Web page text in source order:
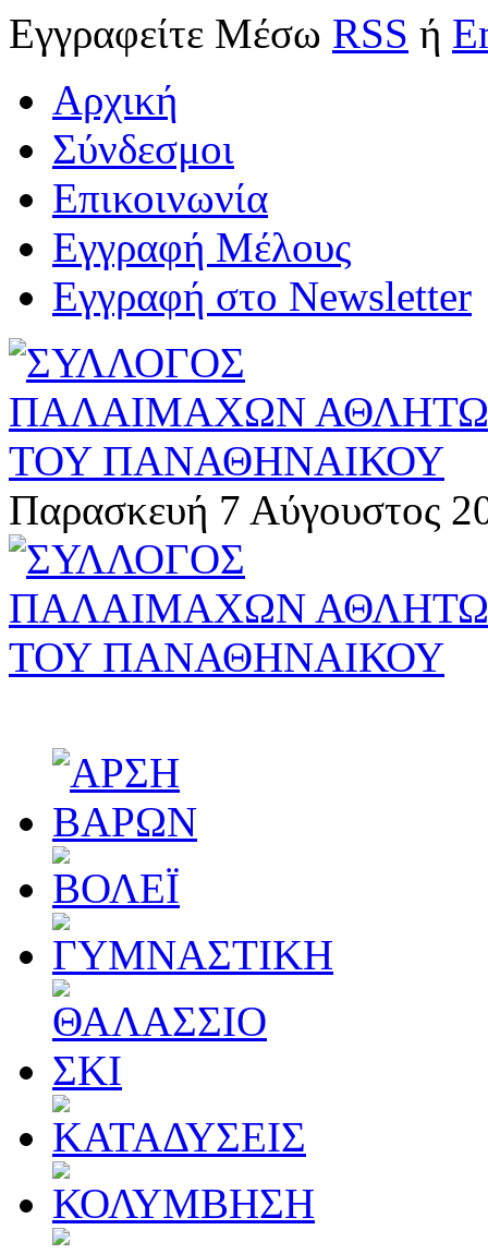
Εγγραφείτε Μέσω RSS ή
Αρχική
Σύνδεσμοι
Επικοινωνία
Εγγραφή Μέλους
Εγγραφή στο Newsletter
Παρασκευή 7 Αύγουστος